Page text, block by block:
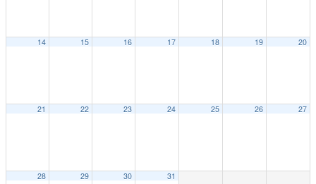
14 15 16 17 18 19 20
21 22 23 24 25 26 27
28 29 30 31